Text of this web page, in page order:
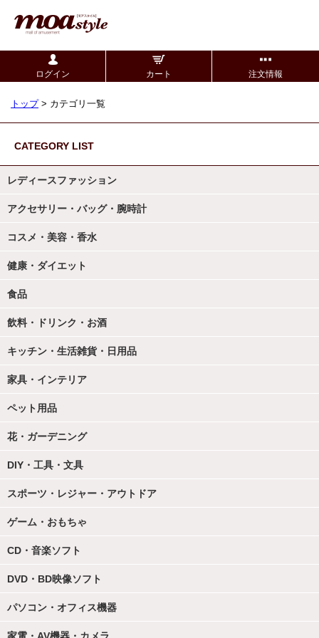
ログイン カート 注文情報
トップ> カテゴリ一覧
CATEGORY LIST
レディースファッション
アクセサリー・バッグ・腕時計
コスメ・美容・香水
健康・ダイエット
食品
飲料・ドリンク・お酒
キッチン・生活雑貨・日用品
家具・インテリア
ペット用品
花・ガーデニング
DIY・工具・文具
スポーツ・レジャー・アウトドア
ゲーム・おもちゃ
CD・音楽ソフト
DVD・BD映像ソフト
パソコン・オフィス機器